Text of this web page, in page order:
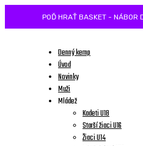
POĎ HRAŤ BASKET -
Denný kemp
Úvod
Novinky
Muži
Mládež
Kadeti U18
Starší žiaci U16
Žiaci U14